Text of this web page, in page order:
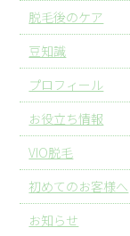
脱毛後のケア
豆知識
プロフィール
お役立ち情報
VIO脱毛
初めてのお客様へ
お知らせ